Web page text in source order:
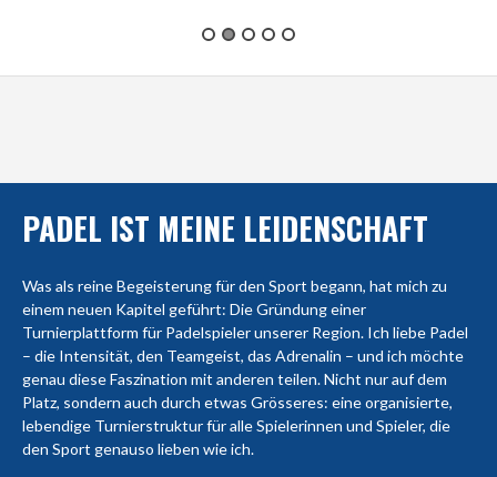
PADEL IST MEINE LEIDENSCHAFT
Was als reine Begeisterung für den Sport begann, hat mich zu
einem neuen Kapitel geführt: Die Gründung einer
Turnierplattform für Padelspieler unserer Region. Ich liebe Padel
– die Intensität, den Teamgeist, das Adrenalin – und ich möchte
genau diese Faszination mit anderen teilen. Nicht nur auf dem
Platz, sondern auch durch etwas Grösseres: eine organisierte,
lebendige Turnierstruktur für alle Spielerinnen und Spieler, die
den Sport genauso lieben wie ich.